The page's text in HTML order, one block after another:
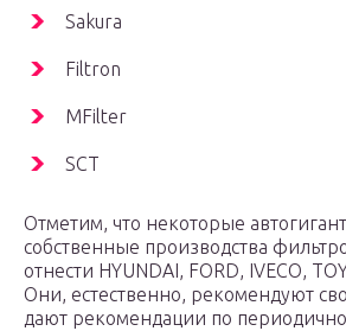
Sakura
Filtron
MFilter
SCT
Отметим, что некоторые
собственные производства
отнести HYUNDAI, FORD, IVECO,
Они, естественно, рекомендуют
дают рекомендации по